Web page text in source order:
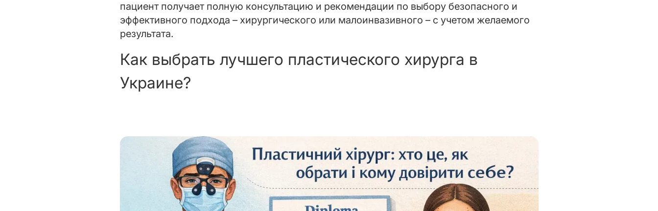
пациент получает полную консультацию и рекомендации по выбору безопасного и
эффективного подхода – хирургического или малоинвазивного – с учетом желаемого
результата.
Как выбрать лучшего пластического хирурга в
Украине?